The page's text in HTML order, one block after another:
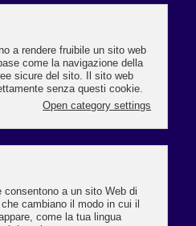
la soluzioneTempoOnWeb.
non occorre installare alcun
via internet con l'ufficio presso cui
soluzione, oltre a definire un
e l'ufficio, ha il vantaggio di
ed operative dovute alle fasi di
procedura presso l'azienda e
e fogli presenze).
già inseriti con i loro orario
precompilato con l'orario base